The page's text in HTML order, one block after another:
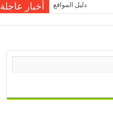
أخبار عاجلة دليل المواقع